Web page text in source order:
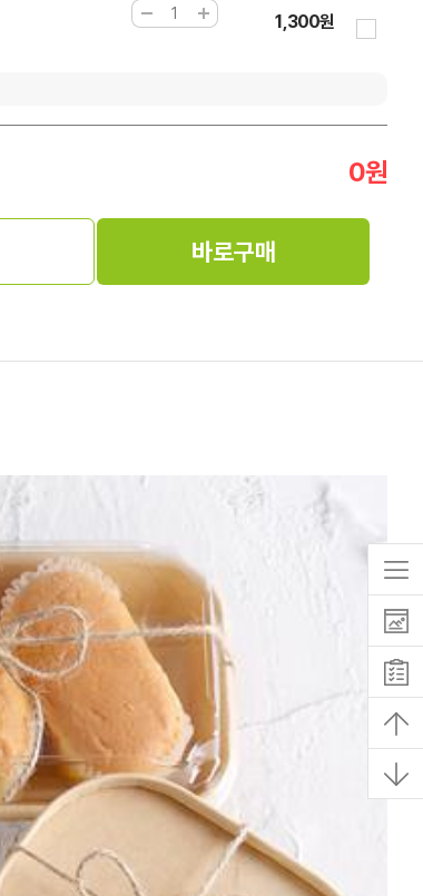
1,300원
0원
바로구매